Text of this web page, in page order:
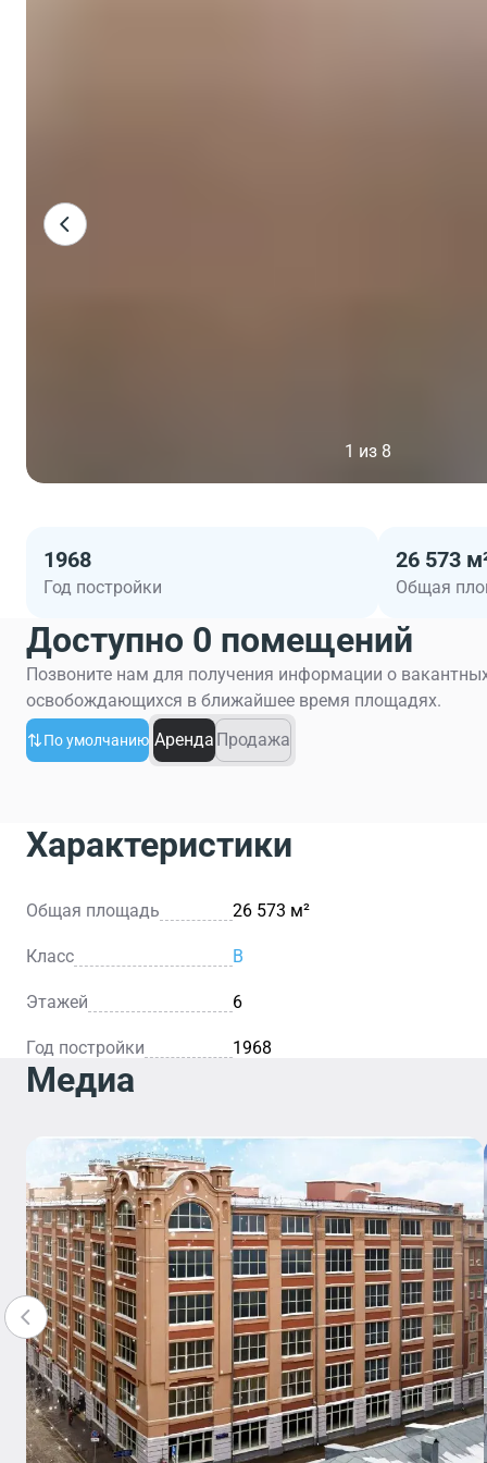
1 из 8
1968
Год постройки
26 573
Общая
Доступно 0 помещений
Позвоните нам для получения информации о
освобождающихся в ближайшее время площадях.
По умолчанию Аренда Продажа
Характеристики
Общая площадь 26 573 м²
Класс B
Этажей 6
Год постройки 1968
Медиа
Кафе
Уютное
кафе — это
идеальное
место для
легкого